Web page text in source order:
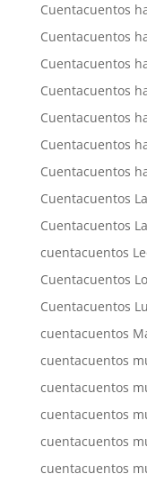
Cuentacuentos
Cuentacuentos
Cuentacuentos
Cuentacuentos
Cuentacuentos
Cuentacuentos
Cuentacuentos
Cuentacuentos
Cuentacuentos
cuentacuentos
Cuentacuentos
Cuentacuentos
cuentacuentos
cuentacuentos
cuentacuentos
cuentacuentos
cuentacuentos
cuentacuentos